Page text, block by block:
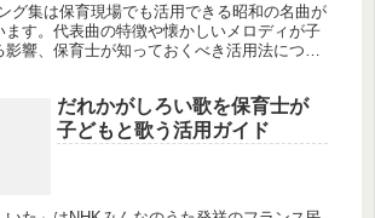
グ集は保育現場でも活用できる昭和の名曲が
ます。代表曲の特徴や懐かしいメロディが子
響、保育士が知っておくべき活用法につい
だれかがしろい歌を保育士が
子どもと歌う活用ガイド